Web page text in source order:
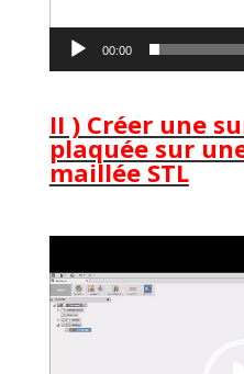
00:00
II ) Créer une
plaquée sur
maillée STL
vidéo